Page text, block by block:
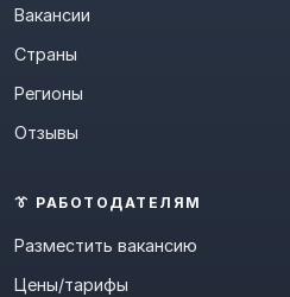
Вакансии
Страны
Регионы
Отзывы
👔 РАБОТОДАТЕЛЯМ
Разместить вакансию
Цены/тарифы